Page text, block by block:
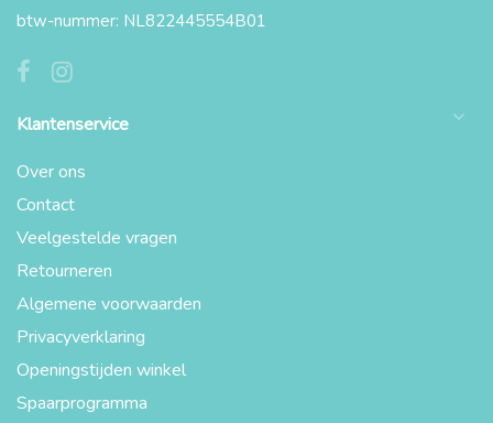
btw-nummer: NL822445554B01
Klantenservice
Over ons
Contact
Veelgestelde vragen
Retourneren
Algemene voorwaarden
Privacyverklaring
Openingstijden winkel
Spaarprogramma